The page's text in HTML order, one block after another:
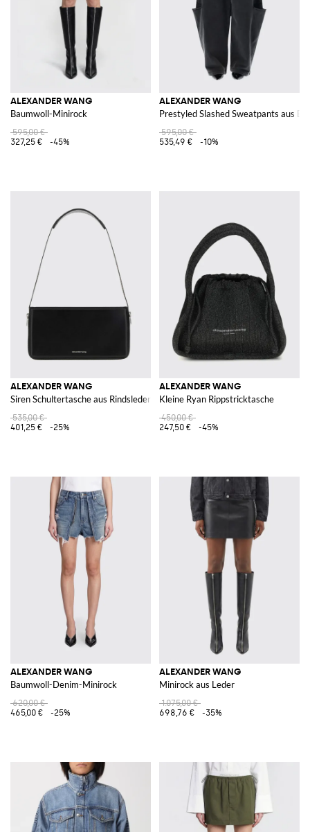
ALEXANDER WANG
Baumwoll-Minirock
595,00 €
327,25 €
-45%
ALEXANDER WANG
Prestyled Slashed Sweatpants aus
595,00 €
535,49 €
-10%
ALEXANDER WANG
Siren Schultertasche aus Rindsleder mit laminiertem Logo
535,00 €
401,25 €
-25%
ALEXANDER WANG
Kleine Ryan Rippstricktasche
450,00 €
247,50 €
-45%
ALEXANDER WANG
Baumwoll-Denim-Minirock
620,00 €
465,00 €
-25%
ALEXANDER WANG
Minirock aus Leder
1.075,00 €
698,76 €
-35%